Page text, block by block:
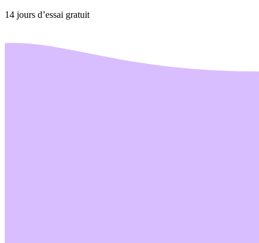
14 jours d’essai gratuit